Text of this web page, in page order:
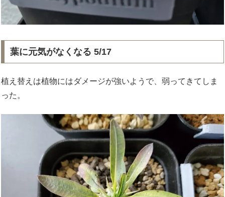
葉に元気がなくなる 5/17
植え替えは植物にはダメージが強いようで、弱ってきてしま
った。